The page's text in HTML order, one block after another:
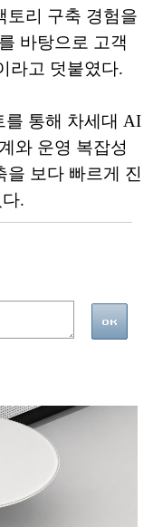
토리 구축 경험을
바탕으로 고객
라고 덧붙였다.
를 통해 차세대 AI
와 운영 복잡성
보다 빠르게 진
.